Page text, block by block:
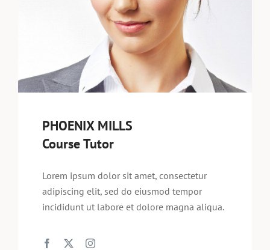
PHOENIX MILLS
Course Tutor
Lorem ipsum dolor sit amet, consectetur
adipiscing elit, sed do eiusmod tempor
incididunt ut labore et dolore magna aliqua.